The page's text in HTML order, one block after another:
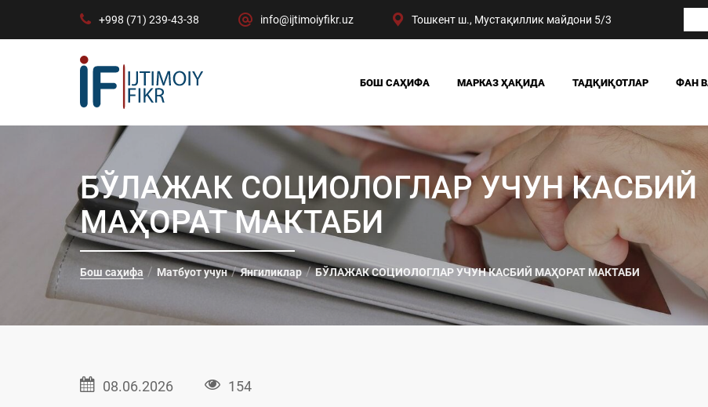
+998 (71) 239-43-38 info@ijtimoiyfikr.uz Тошкент ш., Мустақиллик майдони 5/3
БОШ САҲИФА МАРКАЗ ҲАҚИДА
БИЗНИНГ ЮТУҚЛАРИМИЗ
РАҲБАРИЯТ
МАРКАЗ ТУЗИЛМАСИ
ТАДҚИҚОТЛАР
ЖАМИЯТ
СИЁСАТ ВА ҲУҚУҚ
DIGITAL СОЦИОЛОГИЯ
ФАН
БЎЛАЖАК СОЦИОЛОГЛАР УЧУН КАСБИЙ
МАҲОРАТ МАКТАБИ
Бош саҳифа Матбуот учун Янгиликлар БЎЛАЖАК СОЦИОЛОГЛАР УЧУН КАСБИЙ МАҲОРАТ МАКТАБИ
08.06.2026 154